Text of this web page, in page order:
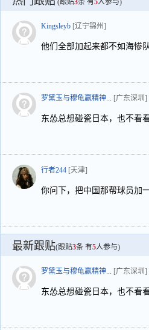
(跟贴3条 有5人参与)
Kingsleyb [辽宁锦州]
他们全部加起来都不如海
罗黛玉与穆龟赢精神... [广东深圳]
东怂总想碰瓷日本，也不看
行者244 [天津]
你问下，把中国那帮球员加
最新跟贴(跟贴3条 有5人参与)
罗黛玉与穆龟赢精神... [广东深圳]
东怂总想碰瓷日本，也不看